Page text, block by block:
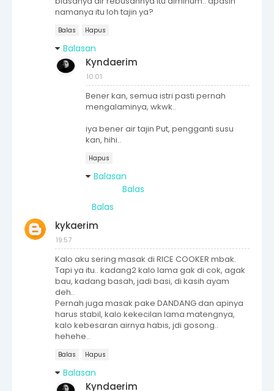
namanya itu loh tajin ya?
Balas Hapus
Balasan
Kyndaerim
10:01
Bener kan, semua istri pasti pernah
mengalaminya, wkwk..
iya bener air tajin Put, pengganti susu
kan, hihi..
Hapus
Balasan
Balas
Balas
kykaerim
19:57
Kalo aku sering masak di RICE COOKER mbak.
Tapi ya itu.. kadang2 kalo lama gak di cok, agak
bau, kadang basah, jadi basi, di kasih ayam
deh..
Pernah juga masak pake DANDANG dan apinya
harus stabil, kalo kekecilan lama matengnya,
kalo kebesaran airnya habis, jdi gosong..
hehehe..
Balas Hapus
Balasan
Kyndaerim